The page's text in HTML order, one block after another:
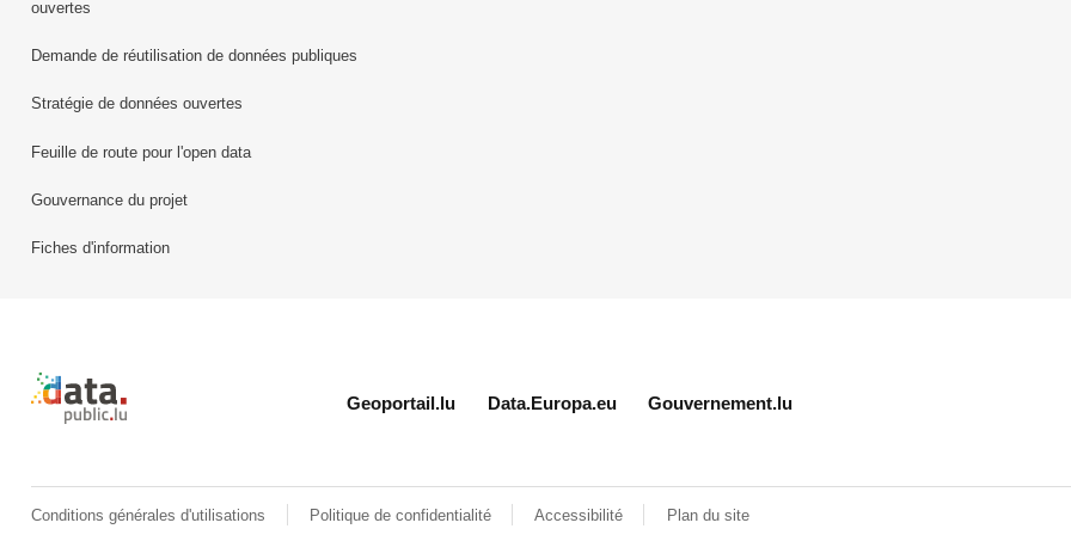
ouvertes
Demande de réutilisation de données publiques
Stratégie de données ouvertes
Feuille de route pour l'open data
Gouvernance du projet
Fiches d'information
Retour à l'accueil de data.public.lu
Geoportail.lu Data.Europa.eu Gouvernement.lu
Conditions générales d'utilisations Politique de confidentialité Accessibilité Plan du site